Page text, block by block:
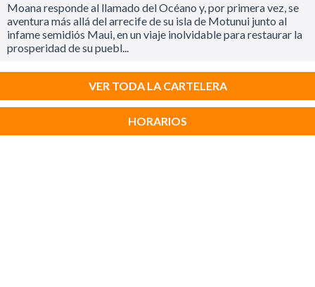
Moana responde al llamado del Océano y, por primera vez, se
aventura más allá del arrecife de su isla de Motunui junto al
infame semidiós Maui, en un viaje inolvidable para restaurar la
prosperidad de su puebl...
VER TODA LA CARTELERA
HORARIOS